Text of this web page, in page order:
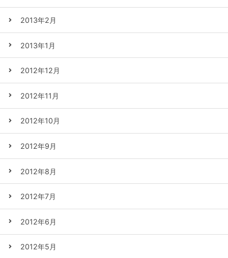
2013年2月
2013年1月
2012年12月
2012年11月
2012年10月
2012年9月
2012年8月
2012年7月
2012年6月
2012年5月